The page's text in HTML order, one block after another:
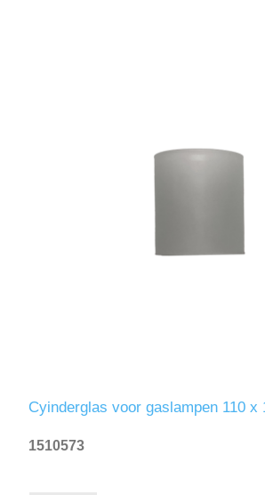
Cyinderglas voor gaslampen 110 x
1510573